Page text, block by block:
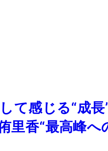
て感じる“成
里香“最高峰へ